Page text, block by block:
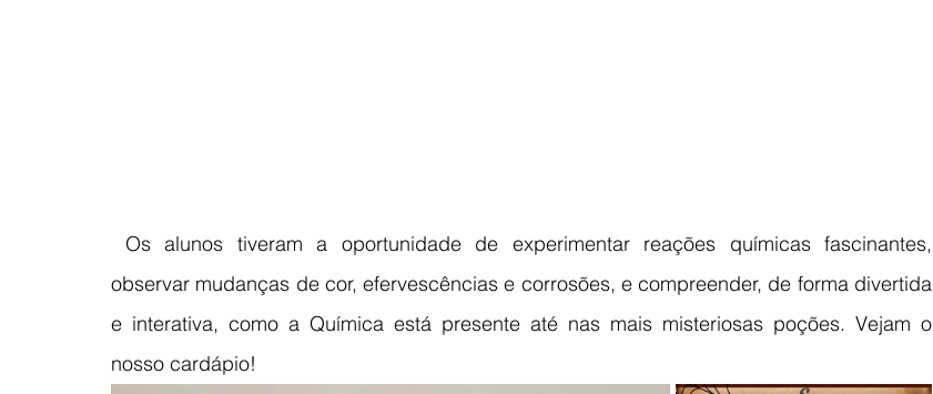
Os alunos tiveram a oportunidade de experimentar reações químicas fascinantes,
observar mudanças de cor, efervescências e corrosões, e compreender, de forma divertida
e interativa, como a Química está presente até nas mais misteriosas poções. Vejam o
nosso cardápio!